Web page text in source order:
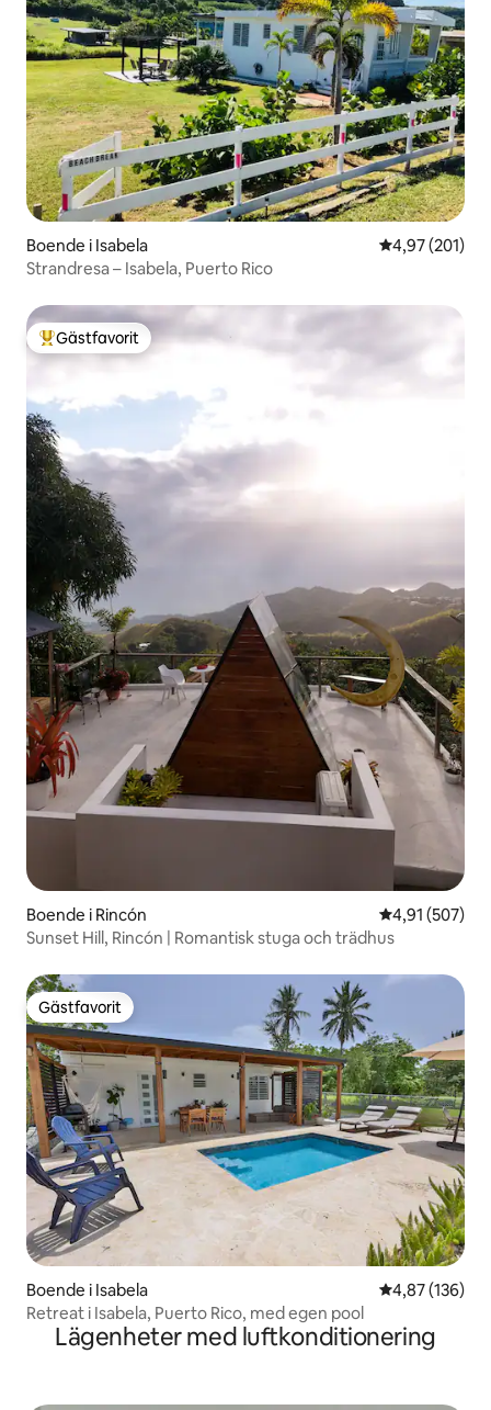
Boende i Isabela 4,97 av 5 i
4,97 (201)
Strandresa – Isabela, Puerto Rico
Populär gästfavorit
Gästfavorit
Boende i Rincón 4,91 av 5 i
4,91 (507)
Sunset Hill, Rincón | Romantisk stuga och trädhus
Gästfavorit
Gästfavorit
Boende i Isabela 4,87 av 5 i
4,87 (136)
Retreat i Isabela, Puerto Rico, med egen pool
Lägenheter med luftkonditionering